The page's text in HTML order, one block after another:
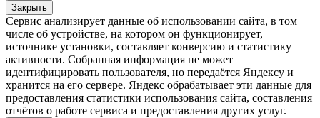
Закрыть
Сервис анализирует данные об использовании сайта, в том
числе об устройстве, на котором он функционирует,
источнике установки, составляет конверсию и статистику
активности. Собранная информация не может
идентифицировать пользователя, но передаётся Яндексу и
хранится на его сервере. Яндекс обрабатывает эти данные для
предоставления статистики использования сайта, составления
отчётов о работе сервиса и предоставления других услуг.